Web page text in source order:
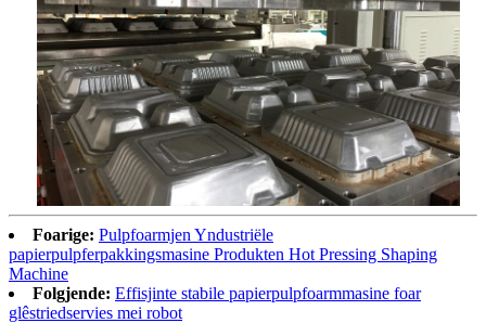
Foarige: Pulpfoarmjen Yndustriële
papierpulpferpakkingsmasine Produkten Hot Pressing Shaping
Machine
Folgjende: Effisjinte stabile papierpulpfoarmmasine foar
glêstriedservies mei robot